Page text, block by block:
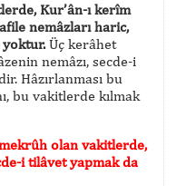
Kur’ân-ı kerîm
nemâzları haric,
Üç kerâhet
nemâzı, secde-i
Hâzırlanması bu
bu vakitlerde kılmak
mekrûh olan vakitlerde,
i tilâvet yapmak da